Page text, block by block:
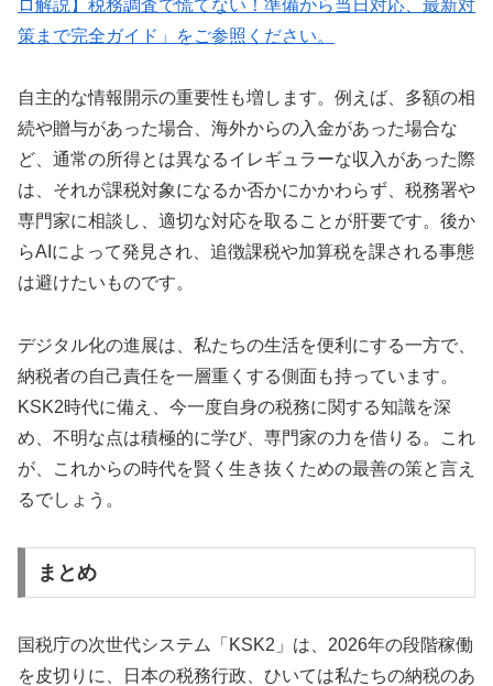
ロ解説】税務調査で慌てない！準備から当日対応、最新対
策まで完全ガイド」をご参照ください。
自主的な情報開示の重要性も増します。例えば、多額の相
続や贈与があった場合、海外からの入金があった場合な
ど、通常の所得とは異なるイレギュラーな収入があった際
は、それが課税対象になるか否かにかかわらず、税務署や
専門家に相談し、適切な対応を取ることが肝要です。後か
らAIによって発見され、追徴課税や加算税を課される事態
は避けたいものです。
デジタル化の進展は、私たちの生活を便利にする一方で、
納税者の自己責任を一層重くする側面も持っています。
KSK2時代に備え、今一度自身の税務に関する知識を深
め、不明な点は積極的に学び、専門家の力を借りる。これ
が、これからの時代を賢く生き抜くための最善の策と言え
るでしょう。
まとめ
国税庁の次世代システム「KSK2」は、2026年の段階稼働
を皮切りに、日本の税務行政、ひいては私たちの納税のあ